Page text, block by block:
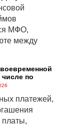
МФО,
между
по
платежей,
платы,